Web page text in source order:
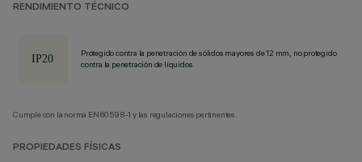
RENDIMIENTO TÉCNICO
Protegido contra la penetración de sólidos mayores de 12 mm, no protegido
contra la penetración de líquidos.
Cumple con la norma EN60598-1 y las regulaciones pertinentes.
PROPIEDADES FÍSICAS